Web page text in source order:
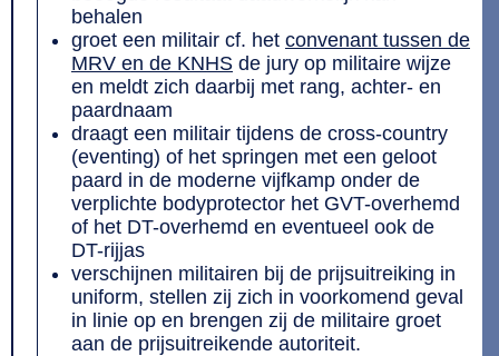
behalen
groet een militair cf. het convenant tussen de
MRV en de KNHS de jury op militaire wijze
en meldt zich daarbij met rang, achter- en
paardnaam
draagt een militair tijdens de cross-country
(eventing) of het springen met een geloot
paard in de moderne vijfkamp onder de
verplichte bodyprotector het GVT-overhemd
of het DT-overhemd en eventueel ook de
DT-rijjas
verschijnen militairen bij de prijsuitreiking in
uniform, stellen zij zich in voorkomend geval
in linie op en brengen zij de militaire groet
aan de prijsuitreikende autoriteit.